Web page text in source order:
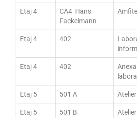
Etaj 4
CA4 Hans
Fackelmann
Etaj 4 402
Etaj 4 402
Anexa
Etaj 5 501 A Atelier
Etaj 5 501 B Atelier